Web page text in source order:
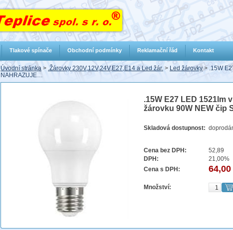
Úvodní stránka > .Žárovky 230V,12V,24V,E27,E14 a Led žár. > Led žárovky> .15W
NAHRAZUJE…
.15W E27 LED 1521lm
žárovku 90W NEW čip
Skladová dostupnost:
Cena bez DPH:
52,89
DPH:
21,00%
Cena s DPH:
Množství:
Tlakové spínače Obchodní podmínky Reklamační řád Kontakt